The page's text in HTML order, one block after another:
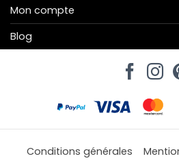
Mon compte
Blog
Conditions générales